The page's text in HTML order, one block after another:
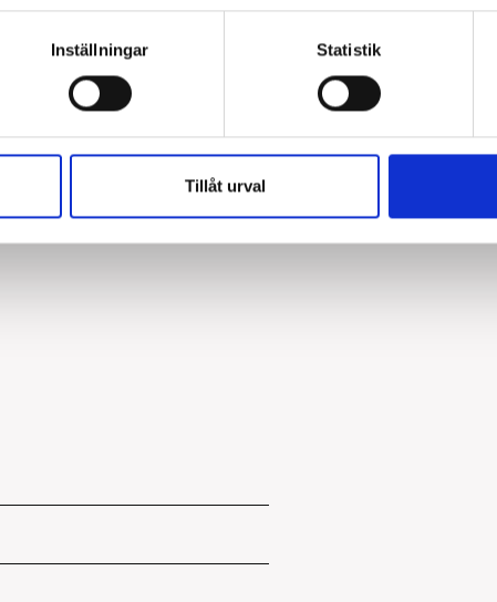
Inställningar Statistik
Tillåt urval